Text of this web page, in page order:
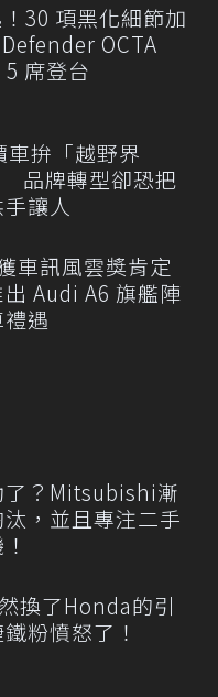
30 項黑化細節加
OCTA
席登台
拚「越野界
品牌轉型卻恐把
讓人
車訊風雲獎肯定
Audi A6 旗艦陣
遇
了？Mitsubishi漸
，並且專注二手
換了Honda的引
粉憤怒了！